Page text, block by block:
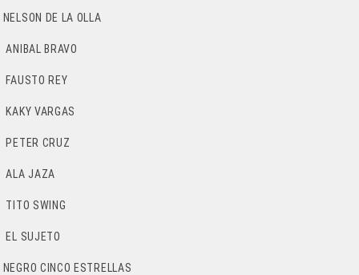
NELSON DE LA OLLA
ANIBAL BRAVO
FAUSTO REY
KAKY VARGAS
PETER CRUZ
ALA JAZA
TITO SWING
EL SUJETO
NEGRO CINCO ESTRELLAS